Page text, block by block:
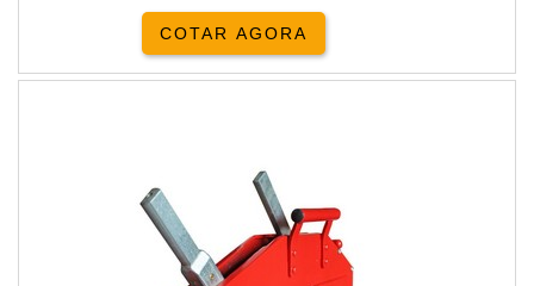
à necessidade do cliente, sempre com
intuito de proporcionar o melhor para os
clientes.Locação e venda Yale
COTAR AGORA